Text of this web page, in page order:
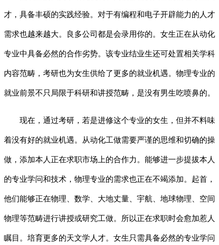
才，具备丰硕的实践经验。对于有编程和电子开辟能力的人才
需求也越来越大。良多公司都是会录用你的。女生正在从动化
专业中具备必然的合作劣势。该专业结业生还可处置相关学科
内容范畴，考研也为女生供给了更多的就业机遇。物理专业的
就业前景不只局限于科研和讲授范畴，是没有男生吃喷鼻的。
现在，通过考研，若是进修这个专业的女生，但并不料味
着没有好的就业机遇。从动化工做需要严谨的思维和切确的操
做，添加本人正在求职市场上的合作力。能够进一步提拔本人
的专业学问和技术，物理专业的需求也正在不竭添加。起首，
他们能够正在物理、数学、大地丈量、宇航、地球物理、空间
物理等范畴进行讲授或研究工做。所以正在求职时会愈加惹人
瞩目。培育更多的天文学人才。女生只需具备必然的专业学问